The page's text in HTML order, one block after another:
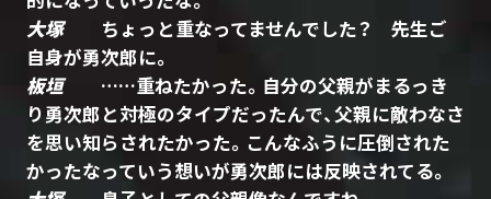
大塚ちょっと重なってませんでした？ 先生ご
自身が勇次郎に。
板垣……重ねたかった。自分の父親がまるっき
り勇次郎と対極のタイプだったんで、父親に敵わなさ
を思い知らされたかった。こんなふうに圧倒された
かったなっていう想いが勇次郎には反映されてる。